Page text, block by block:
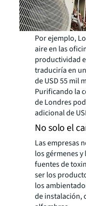
Por ejemplo,
aire en las
productividad
traduciría en
de USD 55 mil
Purificando la
de Londres
adicional de
No solo el
Las empresas
los gérmenes
fuentes de
ser los
los
de instalación,